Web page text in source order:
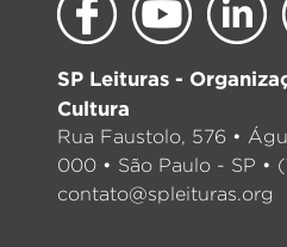
SP Leituras -
Cultura
Rua Faustolo, 576 •
000 • São Paulo - SP •
contato@spleituras.org